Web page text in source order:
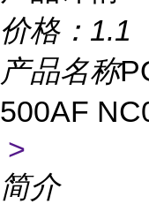
价格： 1.1
产品名称
500AF
>
简介